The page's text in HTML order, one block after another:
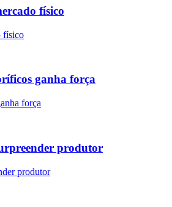
físico
ganha força
produtor